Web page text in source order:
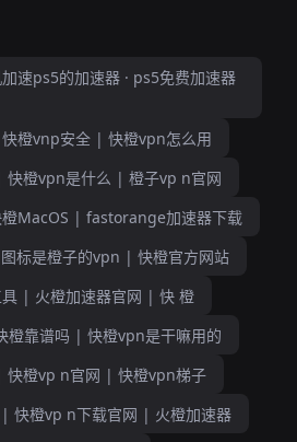
速ps5的加速器 · ps5免费加速器
橙vnp安全 | 快橙vpn怎么用
快橙vpn是什么 | 橙子vp n官网
MacOS | fastorange加速器下载
标是橙子的vpn | 快橙官方网站
具 | 火橙加速器官网 | 快 橙
橙靠谱吗 | 快橙vpn是干嘛用的
快橙vp n官网 | 快橙vpn梯子
快橙vp n下载官网 | 火橙加速器